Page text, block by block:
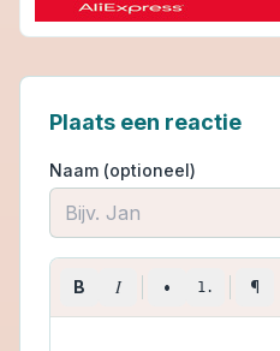
Plaats een reactie
Naam (optioneel)
B I • 1. ¶